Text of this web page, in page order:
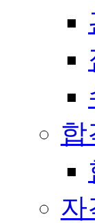
합
자